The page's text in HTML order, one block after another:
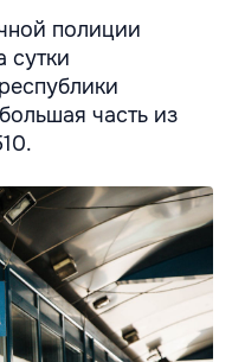
полиции
сутки
часть из